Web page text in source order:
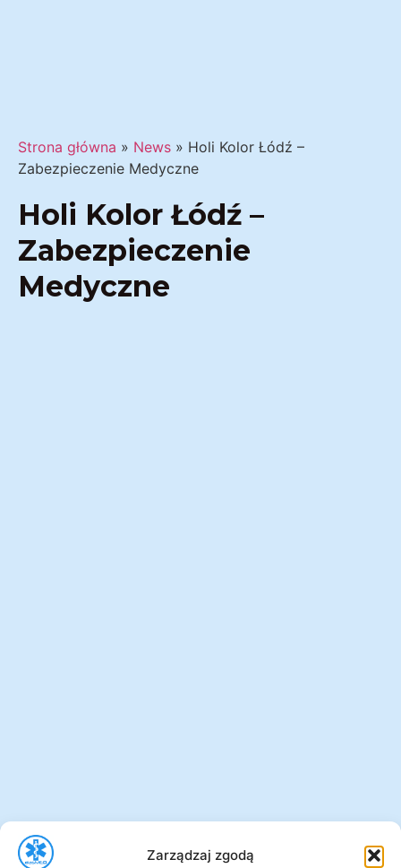
Zarządzaj zgodą
Strona główna » News » Holi Kolor Łódź –
Zabezpieczenie Medyczne
Holi Kolor Łódź –
Zabezpieczenie
Medyczne